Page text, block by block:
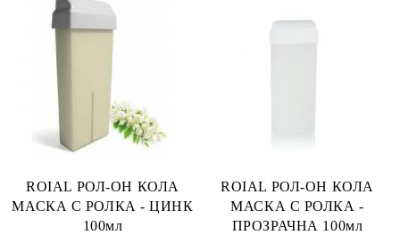
ROIAL РОЛ-ОН КОЛА
МАСКА С РОЛКА - ЦИНК
100мл
ROIAL РОЛ-ОН КОЛА
МАСКА С РОЛКА -
ПРОЗРАЧНА 100мл